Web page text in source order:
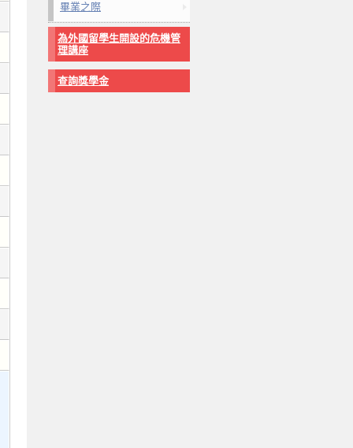
畢業之際
為外國留學生開設的危機管
理講座
查詢獎學金